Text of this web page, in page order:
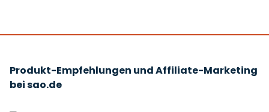
Produkt-Empfehlungen und Affiliate-Marketing
bei sao.de